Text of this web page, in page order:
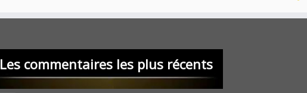
Les commentaires les plus récents